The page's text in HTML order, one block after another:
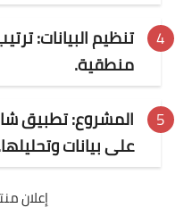
تنظيم البيانات:
منطقية.
المشروع: تطبيق
على بيانات
إعلان